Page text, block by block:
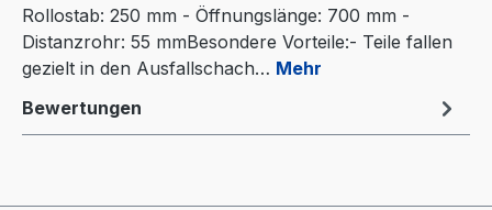
Rollostab: 250 mm - Öffnungslänge: 700 mm -
Distanzrohr: 55 mmBesondere Vorteile:- Teile fallen
gezielt in den Ausfallschach… Mehr
Bewertungen